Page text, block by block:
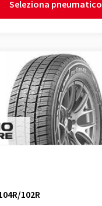
Seleziona pneumatico
102R